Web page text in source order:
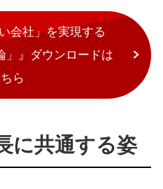
会社」を実現する
」』ダウンロードは
ら
に共通する姿